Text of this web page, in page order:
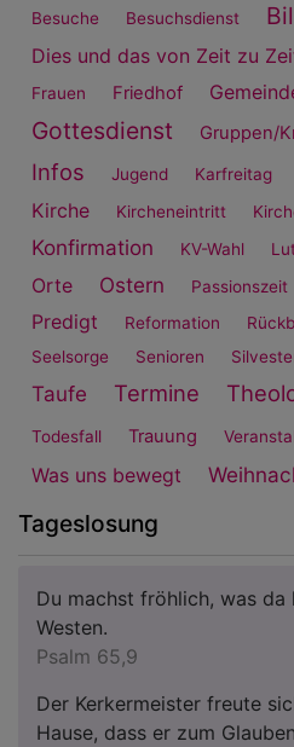
Besuche Besuchsdienst
Dies und das von Zeit zu
Frauen
Friedhof
Gottesdienst Gruppen/
Infos Jugend Karfreitag
Kirche Kircheneintritt
Konfirmation KV-Wahl
Orte Ostern Passionszeit
Predigt Reformation
Seelsorge
Senioren
Taufe Termine
Todesfall Trauung
Was uns bewegt
Tageslosung
Du machst fröhlich, was
Westen.
Psalm 65,9
Der Kerkermeister freute
Hause, dass er zum